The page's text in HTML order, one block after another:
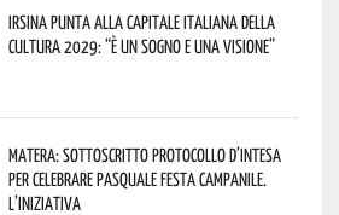
Irsina punta alla Capitale italiana della
Cultura 2029: “È un sogno e una visione”
Matera: sottoscritto protocollo d’intesa
per celebrare Pasquale Festa Campanile.
L’iniziativa